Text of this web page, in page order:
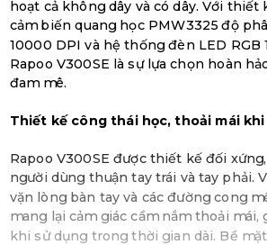
hoạt cả không dây và có dây. Với thiết
cảm biến quang học PMW3325 độ
10000 DPI và hệ thống đèn LED RGB
Rapoo V300SE là sự lựa chọn hoàn
đam mê.
Thiết kế công thái học, thoải mái
Rapoo V300SE được thiết kế đối
người dùng thuận tay trái và tay phải.
vặn lòng bàn tay và các đường cong
mang lại cảm giác cầm nắm thoải
khi sử dụng trong thời gian dài. Bề